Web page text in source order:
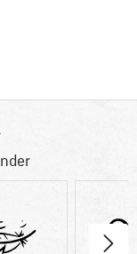
hier! Öffnet